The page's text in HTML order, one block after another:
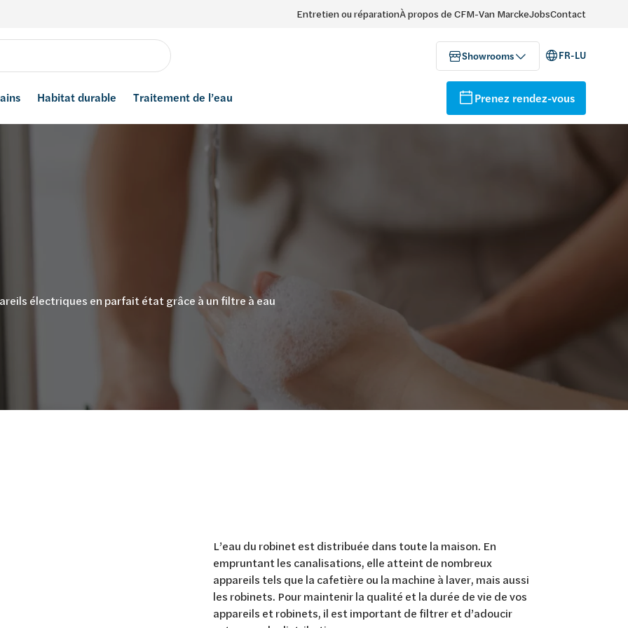
Entretien ou réparationÀ propos de CFM-Van MarckeJobsContact
Showrooms FR-LU
Habitat durable Traitement de l’eau Prenez rendez-vous
électriques en parfait état grâce à un filtre à eau
L’eau du robinet est distribuée dans toute la maison. En
empruntant les canalisations, elle atteint de nombreux
appareils tels que la cafetière ou la machine à laver, mais aussi
les robinets. Pour maintenir la qualité et la durée de vie de vos
appareils et robinets, il est important de filtrer et d’adoucir